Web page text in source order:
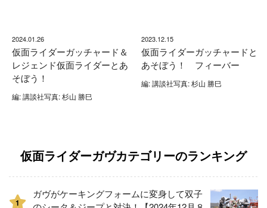
2024.01.26
仮面ライダーガッチャード＆
レジェンド仮面ライダーとあ
そぼう！
編: 講談社写真: 杉山 勝巳
2023.12.15
仮面ライダーガッチャードと
あそぼう！ フィーバー
編: 講談社写真: 杉山 勝巳
仮面ライダーガヴカテゴリーのランキング
1
ガヴがケーキングフォームに変身して双子